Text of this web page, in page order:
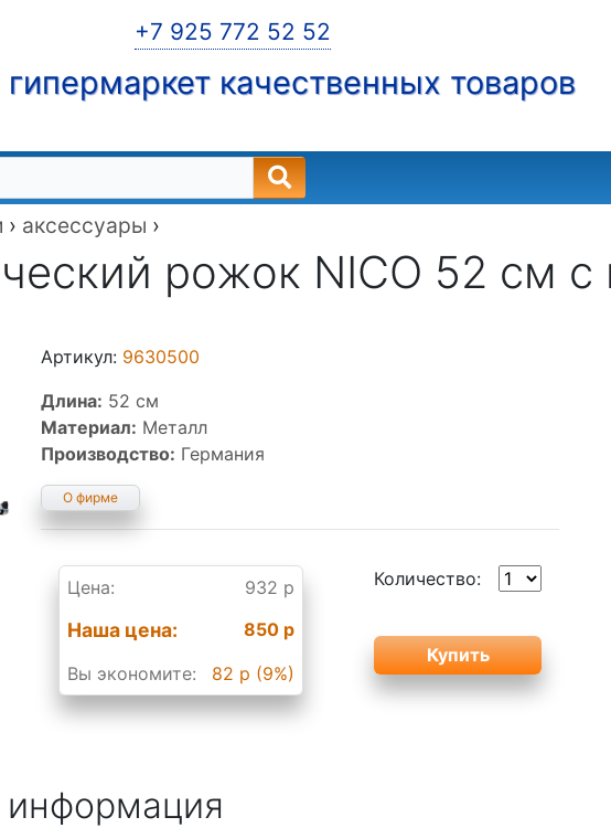
+7 925 772 52 52
качественных товаров
› аксессуары ›
рожок NICO 52 см
Артикул: 9630500
Длина: 52 см
Материал: Металл
Производство: Германия
О фирме
Цена: 932 р
Наша цена:
850 р
Вы экономите:
82 р (9%)
Количество: